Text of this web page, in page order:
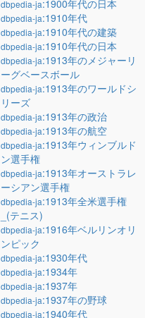
dbpedia-ja:1900年代の日本
dbpedia-ja:1910年代
dbpedia-ja:1910年代の建築
dbpedia-ja:1910年代の日本
dbpedia-ja:1913年のメジャーリ
ーグベースボール
dbpedia-ja:1913年のワールドシ
リーズ
dbpedia-ja:1913年の政治
dbpedia-ja:1913年の航空
dbpedia-ja:1913年ウィンブルド
ン選手権
dbpedia-ja:1913年オーストラレ
ーシアン選手権
dbpedia-ja:1913年全米選手権
_(テニス)
dbpedia-ja:1916年ベルリンオリ
ンピック
dbpedia-ja:1930年代
dbpedia-ja:1934年
dbpedia-ja:1937年
dbpedia-ja:1937年の野球
dbpedia-ja:1940年代